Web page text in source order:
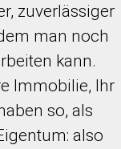
zuverlässiger
man noch
kann.
Immobilie, Ihr
so, als
also